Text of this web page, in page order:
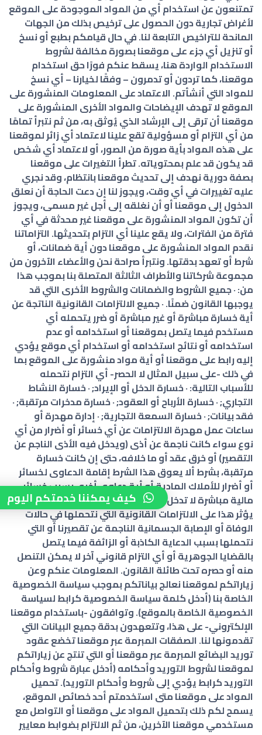
تمتنعون عن استخدام أي من المواد الموجودة على الموقع
لأغراض تجارية دون الحصول على ترخيص بذلك من الجهات
المانحة للتراخيص التابعة لنا. في حال قيامكم بطبع أو نسخ
أو تنزيل أي جزء على موقعنا بصورة مخالفة لشروط
الاستخدام الواردة هنا، يسقط عنكم فورًا حق استخدام
موقعنا، كما تردون أو تدمرون – وفقًا لخيارنا – أي نسخ
للمواد التي أنشأتم. الاعتماد على المعلومات المنشورة على
الموقع لا تهدف الإيضاحات والمواد الأخرى المنشورة على
موقعنا أن ترقى إلى الإرشاد الذي يُوثق به، من ثم نتبرأ تمامًا
من أي التزام أو مسؤولية تقع علينا لاعتماد أي زائر لموقعنا
على هذه المواد بأية صورة من الصور، أو لاعتماد أي شخص
قد يكون قد علم بمحتوياته. تطرأ التغيرات على موقعنا
بصفة دورية نهدف إلى تحديث موقعنا بانتظام، وقد نجري
عليه تغييرات في أي وقت، ويجوز لنا إن دعت الحاجة أن نعلق
الدخول إلى موقعنا أو أن نغلقه إلى أجل غير مسمى، ويجوز
أن تكون المواد المنشورة على موقعنا غير محدثة في أي
فترة من الفترات، ولا يقع علينا أي التزام بتحديثها. التزاماتنا
نقدم المواد المنشورة على موقعنا دون أية ضمانات، أو
شرط أو تعهد بدقتها. ونتبرأ صراحة نحن والأعضاء الآخرون من
مجموعة شركاتنا والأطراف الثالثة المتصلة بنا بموجب هذا
من: · جميع الشروط والضمانات والشروط الأخرى التي قد
يوجبها القانون ضمنًا. · جميع الالتزامات القانونية الناتجة عن
أية خسارة مباشرة أو غير مباشرة أو ضرر يتحمله أي
مستخدم فيما يتصل بموقعنا أو استخدامه أو عدم
استخدامه أو نتائج استخدامه أو استخدام أي موقع يؤدي
إليه رابط على موقعنا أو أية مواد منشورة على الموقع بما
في ذلك -على سبيل المثال لا الحصر- أي التزام نتحمله
للأسباب التالية: · خسارة الدخل أو الإيراد; · خسارة النشاط
التجاري; · خسارة الأرباح أو العقود; · خسارة مدخرات مرتقبة; ·
فقد بيانات; · خسارة السمعة التجارية; · إدارة مهدرة أو
ساعات عمل مهدرة الالتزامات عن أي خسائر أو أضرار من أي
نوع سواء كانت ناجمة عن أذى (ويدخل فيه الأذى الناجم عن
التقصير) أو خرق عقد أو ما خلافه، حتى إن كانت خسارة
مرتقبة، بشرط ألا يعوق هذا الشرط إقامة الدعاوى لخسائر
أو أضرار للأملاك المادية أو أية دعاوى أخرى بسبب خسائر
مالية مباشرة لا تدخل في أنواع الخسائر الموضحة أعلاه. ولا
يؤثر هذا على الالتزامات القانونية التي نتحملها في حالات
الوفاة أو الإصابة الجسمانية الناجمة عن تقصيرنا أو التي
نتحملها بسبب الدعاية الكاذبة أو الزائفة فيما يتصل
بالقضايا الجوهرية أو أي التزام قانوني آخر لا يمكن التنصل
منه أو حصره تحت طائلة القانون. المعلومات عنكم وعن
زياراتكم لموقعنا نعالج بياناتكم بموجب سياسة الخصوصية
الخاصة بنا (أدخل كلمة سياسة الخصوصية كرابط لسياسة
الخصوصية الخاصة بالموقع). وتوافقون -باستخدام موقعنا
الإلكتروني- على هذا، وتتعهدون بدقة جميع البيانات التي
تقدمونها لنا. الصفقات المبرمة عبر موقعنا تخضع عقود
توريد البضائع المبرمة عبر موقعنا أو التي تنتج عن زياراتكم
لموقعنا لشروط التوريد وأحكامه (أدخل عبارة شروط وأحكام
التوريد كرابط يؤدي إلى شروط وأحكام التوريد). تحميل
المواد على موقعنا متى استخدمتم أحد خصائص الموقع،
يسمح لكم ذلك بتحميل المواد على موقعنا أو التواصل مع
مستخدمي موقعنا الآخرين، من ثم الالتزام بضوابط معايير
كيف يمكننا خدمتكم اليوم